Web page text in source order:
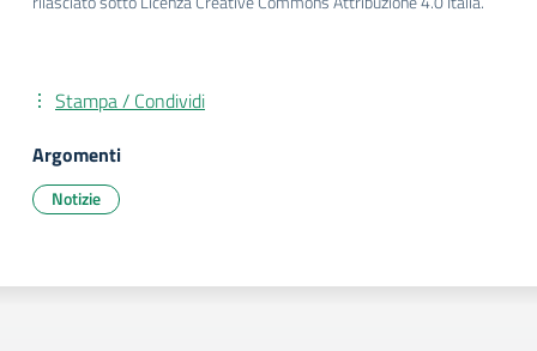
Stampa / Condividi
Argomenti
Notizie